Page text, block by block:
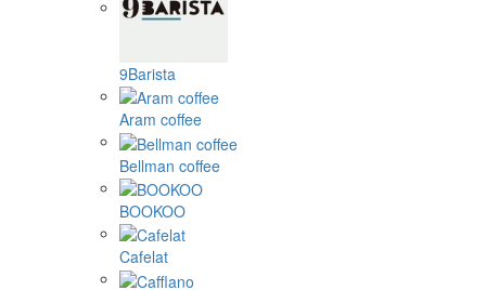
9Barista
Aram coffee
Bellman coffee
BOOKOO
Cafelat